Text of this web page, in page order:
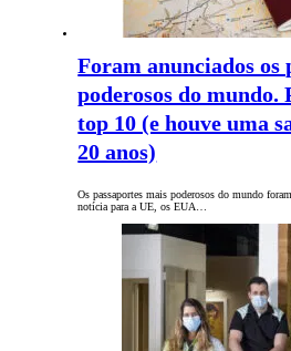
Foram anunciados os
poderosos do mundo.
top 10 (e houve uma
20 anos)
Os passaportes mais poderosos do mundo
notícia para a UE, os EUA…